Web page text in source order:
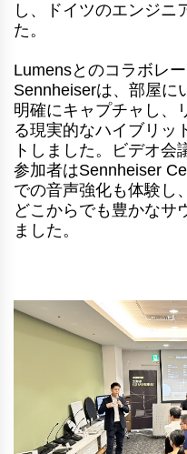
し、ドイツのエンジニ
た。
Lumensとのコラボレ
Sennheiserは、部屋に
明確にキャプチャし、
る現実的なハイブリッ
トしました。ビデオ会
参加者はSennheiser
での音声強化も体験し
どこからでも豊かなサ
ました。